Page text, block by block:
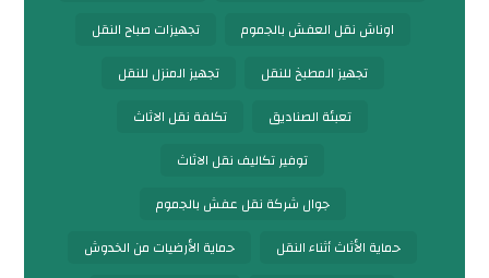
اوناش نقل العفش بالجموم
تجهيزات صباح النقل
تجهيز المطبخ للنقل
تجهيز المنزل للنقل
تعبئة الصناديق
تكلفة نقل الاثاث
توفير تكاليف نقل الاثاث
جوال شركة نقل عفش بالجموم
حماية الأثاث أثناء النقل
حماية الأرضيات من الخدوش